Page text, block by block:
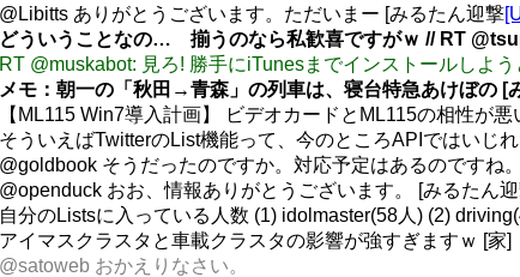
@Libitts ありがとうございます。ただいまー [みるたん迎撃
どういうことなの… 揃うのなら私歓喜ですがｗ // RT
RT @muskabot: 見ろ! 勝手にiTunesまでインストールしよ
メモ：朝一の「秋田→青森」の列車は、寝台特急あけぼの [
【ML115 Win7導入計画】 ビデオカードとML115の相性が
そういえばTwitterのList機能って、今のところAPIではいじ
@goldbook そうだったのですか。対応予定はあるのですね
@openduck おお、情報ありがとうございます。 [みるたん
自分のListsに入っている人数 (1) idolmaster(58人) (2)
アイマスクラスタと車載クラスタの影響が強すぎますｗ [家]
@satoweb おかえりなさい。